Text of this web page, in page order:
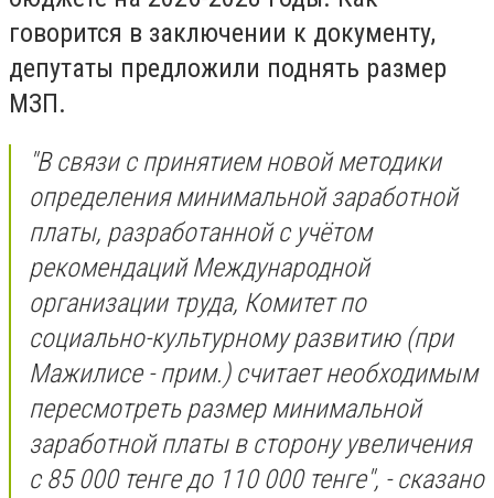
говорится в заключении к документу,
депутаты предложили поднять размер
МЗП.
"В связи с принятием новой методики
определения минимальной заработной
платы, разработанной с учётом
рекомендаций Международной
организации труда, Комитет по
социально-культурному развитию (при
Мажилисе - прим.) считает необходимым
пересмотреть размер минимальной
заработной платы в сторону увеличения
с 85 000 тенге до 110 000 тенге", - сказано